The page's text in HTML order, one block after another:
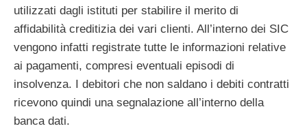
utilizzati dagli istituti per stabilire il merito di
affidabilità creditizia dei vari clienti. All’interno dei SIC
vengono infatti registrate tutte le informazioni relative
ai pagamenti, compresi eventuali episodi di
insolvenza. I debitori che non saldano i debiti contratti
ricevono quindi una segnalazione all’interno della
banca dati.